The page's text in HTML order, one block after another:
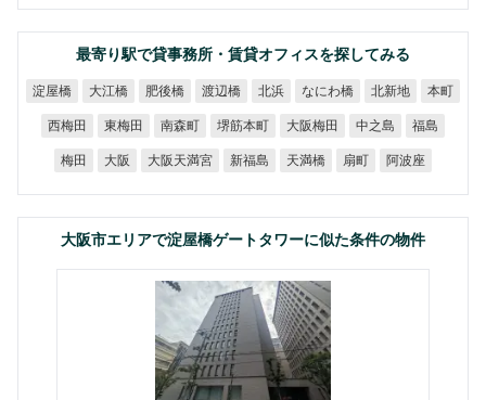
最寄り駅で貸事務所・賃貸オフィスを探してみる
淀屋橋 大江橋 肥後橋 渡辺橋 北浜 なにわ橋 北新地 本町
西梅田 東梅田 南森町 堺筋本町 大阪梅田 中之島 福島
梅田 大阪 大阪天満宮 新福島 天満橋 扇町 阿波座
大阪市エリアで淀屋橋ゲートタワーに似た条件の物件